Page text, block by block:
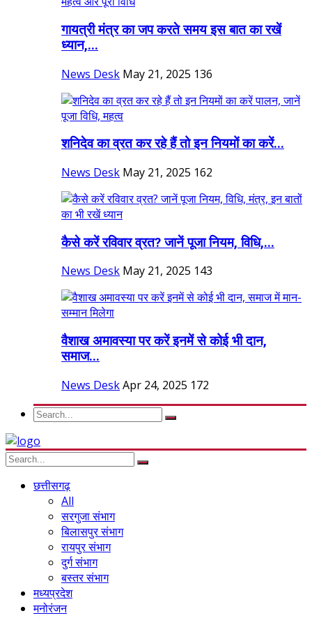
गायत्री मंत्र का जप करते समय इस बात का रखें
ध्यान,...
News Desk May 21, 2025 136
शनिदेव का व्रत कर रहे हैं तो इन नियमों का करें...
News Desk May 21, 2025 162
कैसे करें रविवार व्रत? जानें पूजा नियम, विधि,...
News Desk May 21, 2025 143
वैशाख अमावस्या पर करें इनमें से कोई भी दान,
समाज...
News DeskApr 24, 2025 172
छत्तीसगढ़
All
सरगुजा संभाग
बिलासपुर संभाग
रायपुर संभाग
दुर्ग संभाग
बस्तर संभाग
मध्यप्रदेश
मनोरंजन